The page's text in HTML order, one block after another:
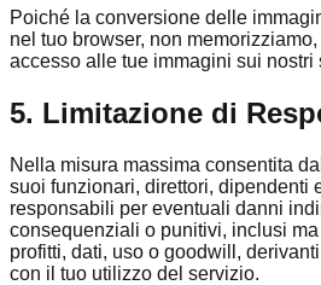
Poiché la conversione delle
nel tuo browser, non
accesso alle tue immagini sui nostri
5. Limitazione di
Nella misura massima consentita
suoi funzionari, direttori, dipendenti
responsabili per eventuali danni
consequenziali o punitivi, inclusi
profitti, dati, uso o goodwill,
con il tuo utilizzo del servizio.